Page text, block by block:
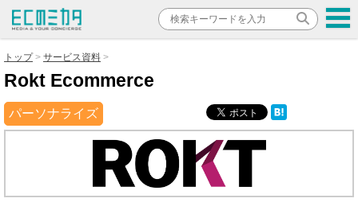
トップ サービス資料
Rokt Ecommerce
パーソナライズ